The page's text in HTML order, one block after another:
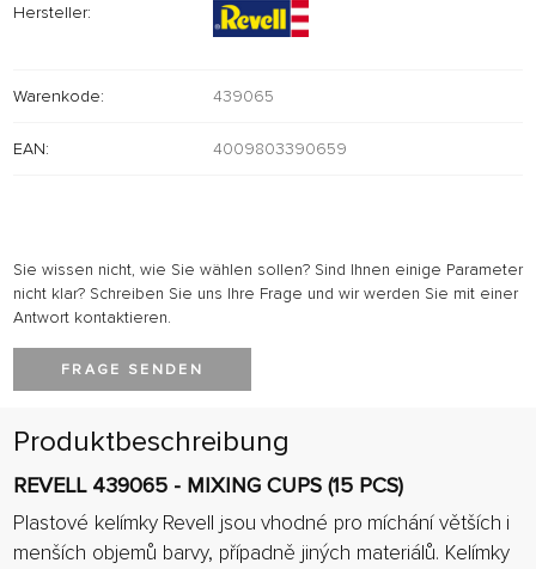
Hersteller:
Warenkode: 439065
EAN: 4009803390659
Sie wissen nicht, wie Sie wählen sollen? Sind Ihnen einige Parameter
nicht klar? Schreiben Sie uns Ihre Frage und wir werden Sie mit einer
Antwort kontaktieren.
FRAGE SENDEN
Produktbeschreibung
REVELL 439065 - MIXING CUPS (15 PCS)
Plastové kelímky Revell jsou vhodné pro míchání větších i
menších objemů barvy, případně jiných materiálů. Kelímky